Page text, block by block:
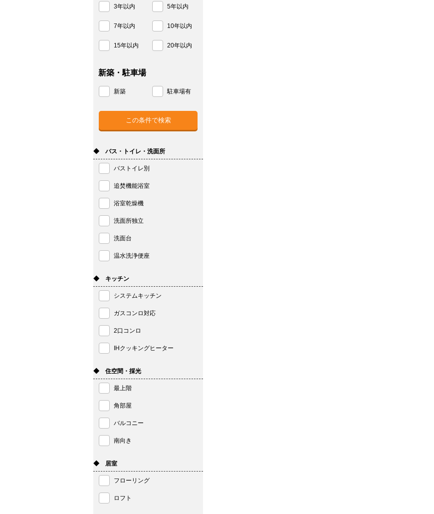
3年以内 5年以内
7年以内 10年以内
15年以内 20年以内
新築・駐車場
新築 駐車場有
◆ バス・トイレ・洗面所
バストイレ別
追焚機能浴室
浴室乾燥機
洗面所独立
洗面台
温水洗浄便座
◆ キッチン
システムキッチン
ガスコンロ対応
2口コンロ
IHクッキングヒーター
◆ 住空間・採光
最上階
角部屋
バルコニー
南向き
◆ 居室
フローリング
ロフト